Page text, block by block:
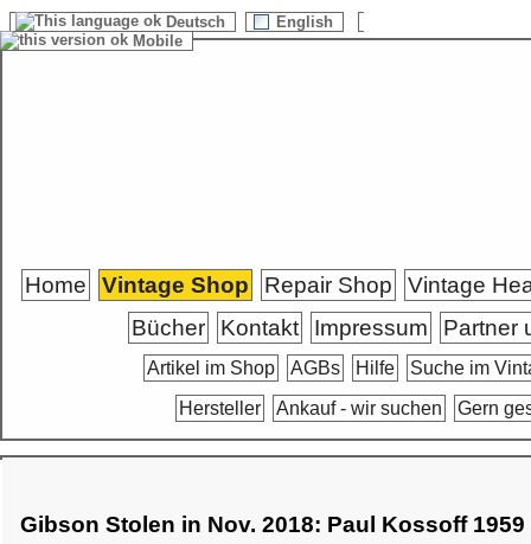
Deutsch
English
Mobile
Home Vintage Shop Repair Shop
Vintage
Bücher
Kontakt Impressum Partner
Artikel im Shop AGBs Hilfe
Suche im
Hersteller
Ankauf - wir suchen Gern
Gibson Stolen in Nov. 2018: Paul Kossoff 1959